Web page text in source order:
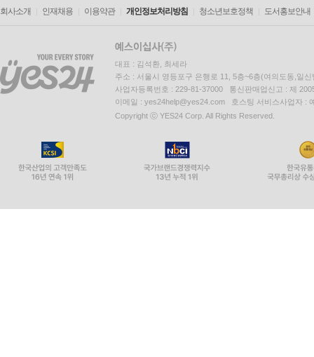
회사소개 인재채용 이용약관 개인정보처리방침 청소년보호정책 도서홍보안내
대표 : 김석환, 최세라
주소 : 서울시 영등포구 은행로 11, 5층~6층(여의도동,일신
사업자등록번호 : 229-81-37000 통신판매업신고 : 제
이메일 : yes24help@yes24.com 호스팅 서비스사업자 :
Copyright ⓒ YES24 Corp. All Rights Reserved.